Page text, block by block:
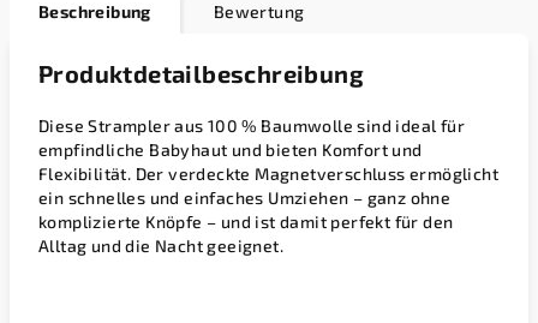
Beschreibung Bewertung
Produktdetailbeschreibung
Diese Strampler aus 100 % Baumwolle sind ideal für
empfindliche Babyhaut und bieten Komfort und
Flexibilität. Der verdeckte Magnetverschluss ermöglicht
ein schnelles und einfaches Umziehen – ganz ohne
komplizierte Knöpfe – und ist damit perfekt für den
Alltag und die Nacht geeignet.